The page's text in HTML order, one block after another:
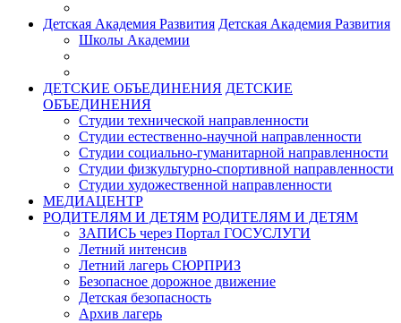
Детская Академия Развития Детская Академия Развития
Школы Академии
ДЕТСКИЕ ОБЪЕДИНЕНИЯ ДЕТСКИЕ
ОБЪЕДИНЕНИЯ
Студии технической направленности
Студии естественно-научной направленности
Студии социально-гуманитарной направленности
Студии физкультурно-спортивной направленности
Студии художественной направленности
МЕДИАЦЕНТР
РОДИТЕЛЯМ И ДЕТЯМ РОДИТЕЛЯМ И ДЕТЯМ
ЗАПИСЬ через Портал ГОСУСЛУГИ
Летний интенсив
Летний лагерь СЮРПРИЗ
Безопасное дорожное движение
Детская безопасность
Архив лагерь